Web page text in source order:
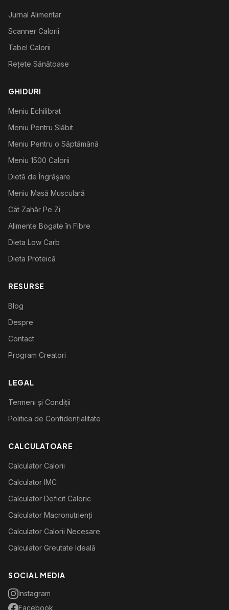
Jurnal Alimentar
Scanner Calorii
Tabel Calorii
Rețete Sănătoase
GHIDURI
Meniu Echilibrat
Meniu Pentru Slăbit
Meniu Pentru o Săptămână
Meniu 1500 Calorii
Dietă de Îngrășare
Meniu Masă Musculară
Cât Zahăr Pe Zi
Alimente Bogate în Fibre
Dieta Low Carb
Dieta Proteică
RESURSE
Blog
Despre
Contact
Program Creatori
LEGAL
Termeni și Condiții
Politica de Confidențialitate
CALCULATOARE
Calculator Calorii
Calculator IMC
Calculator Deficit Caloric
Calculator Macronutrienți
Calculator Calorii Necesare
Calculator Greutate Ideală
SOCIAL MEDIA
Instagram
Facebook